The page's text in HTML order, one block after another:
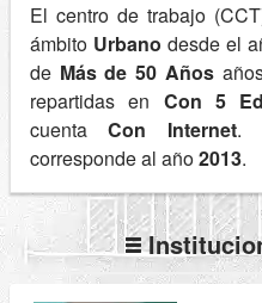
El centro de trabajo
ámbito Urbano desde el
de Más de 50 Años
repartidas en Con 5
cuentaCon Internet.
corresponde al año2013.